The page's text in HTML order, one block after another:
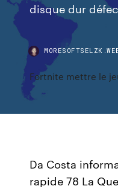
disque dur
Fortnite mettre le
Da Costa
rapide 78 La